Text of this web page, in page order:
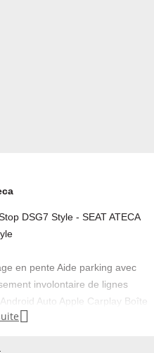
DSG7 Style - SEAT ATECA
en pente Aide parking avec
involontaire de lignes
Auto Apple Carplay Boîte
Climatisation automatique
